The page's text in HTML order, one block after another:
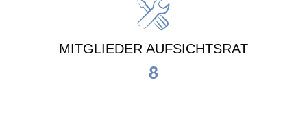
MITGLIEDER AUFSICHTSRAT
8